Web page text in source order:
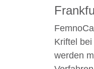
Kriftel
werden